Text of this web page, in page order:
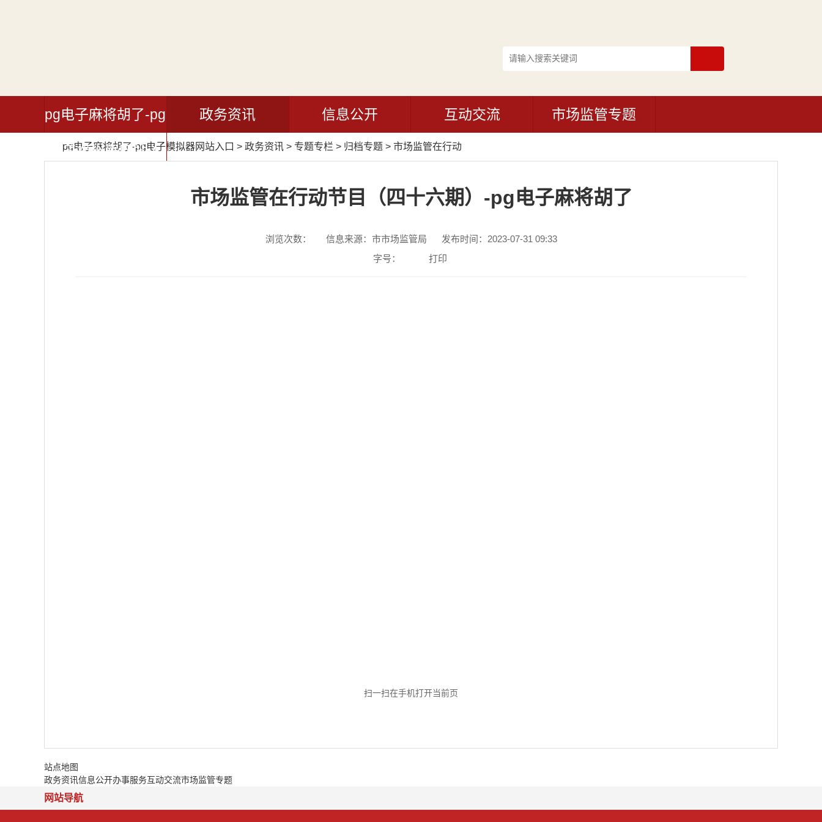
pg电子麻将胡了-pg
电子模拟器网站入
政务资讯 信息公开 互动交流 市场监管专题
pg电子麻将胡了-pg电子模拟器网站入口 > 政务资讯 > 专题专栏 > 归档专题 > 市场监管在行动
市场监管在行动节目（四十六期）-pg电子麻将胡了
浏览次数： 信息来源：市市场监管局
发布时间：2023-07-31 09:33
字号：
打印
扫一扫在手机打开当前页
站点地图
政务资讯信息公开办事服务互动交流市场监管专题
网站导航